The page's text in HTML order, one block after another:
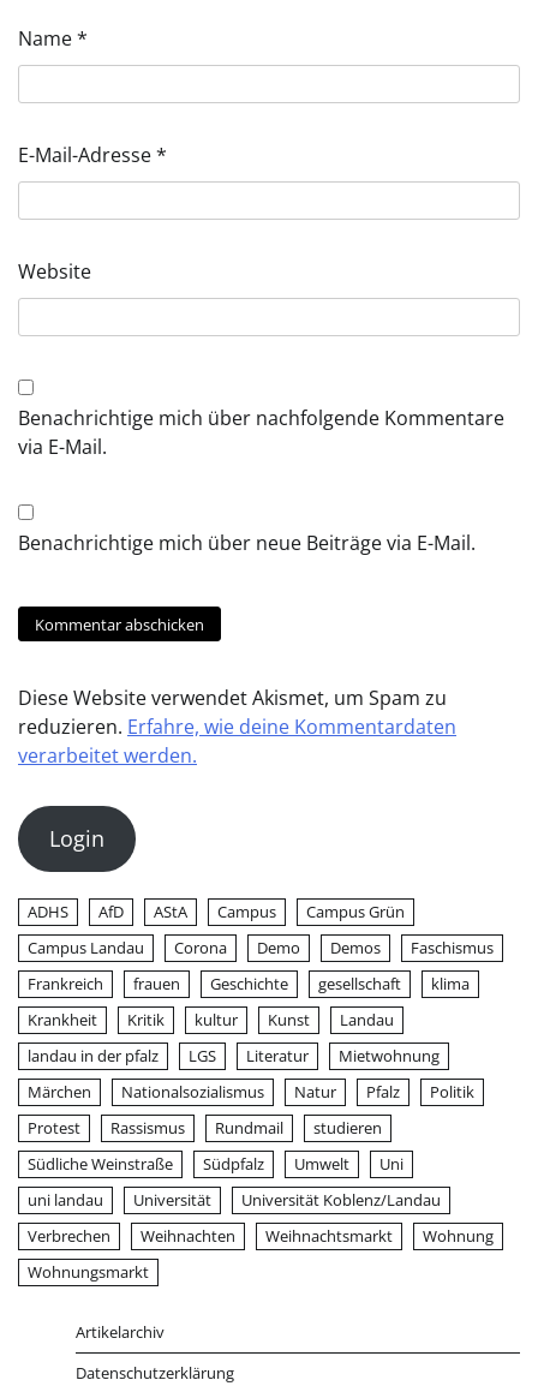
Name*
E-Mail-Adresse*
Website
Benachrichtige mich über nachfolgende Kommentare
via E-Mail.
Benachrichtige mich über neue Beiträge via E-Mail.
Diese Website verwendet Akismet, um Spam zu
reduzieren. Erfahre, wie deine Kommentardaten
verarbeitet werden.
Login
ADHS AfD AStA Campus
Campus Grün
Campus Landau
Corona Demo Demos
Faschismus
Frankreich
frauen Geschichte gesellschaft
klima
Krankheit
Kritik kultur Kunst
Landau
landau in der pfalz
LGS Literatur
Mietwohnung
Märchen
Nationalsozialismus Natur Pfalz
Politik
Protest
Rassismus Rundmail
studieren
Südliche Weinstraße
Südpfalz Umwelt
Uni
uni landau
Universität
Universität Koblenz/Landau
Verbrechen
Weihnachten Weihnachtsmarkt
Wohnung
Wohnungsmarkt
Artikelarchiv
Datenschutzerklärung